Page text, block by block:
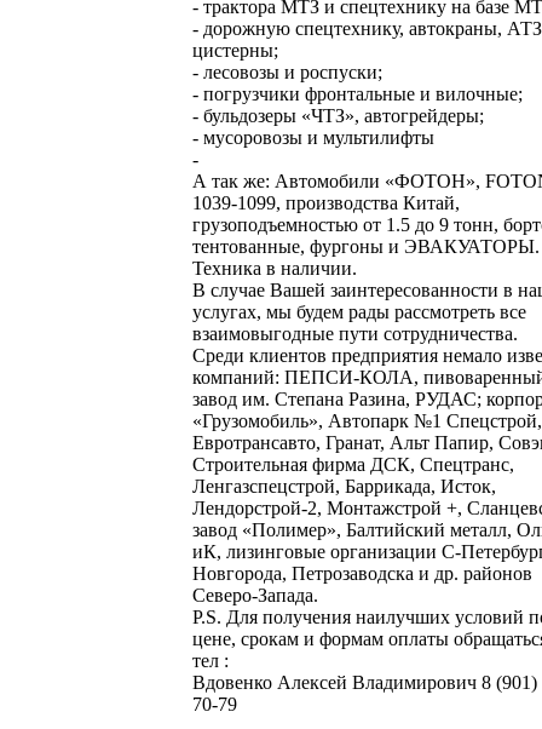
- трактора МТЗ и спецтехнику на базе
- дорожную спецтехнику, автокраны,
цистерны;
- лесовозы и роспуски;
- погрузчики фронтальные и вилочные;
- бульдозеры «ЧТЗ», автогрейдеры;
- мусоровозы и мультилифты
-
А так же: Автомобили «ФОТОН»,
1039-1099, производства Китай,
грузоподъемностью от 1.5 до 9 тонн,
тентованные, фургоны и ЭВАКУАТОРЫ.
Техника в наличии.
В случае Вашей заинтересованности в
услугах, мы будем рады рассмотреть все
взаимовыгодные пути сотрудничества.
Среди клиентов предприятия немало
компаний: ПЕПСИ-КОЛА,
завод им. Степана Разина, РУДАС;
«Грузомобиль», Автопарк №1 Спецстрой,
Евротрансавто, Гранат, Альт Папир,
Строительная фирма ДСК, Спецтранс,
Ленгазспецстрой, Баррикада, Исток,
Лендорстрой-2, Монтажстрой +,
завод «Полимер», Балтийский металл,
иК, лизинговые организации С-
Новгорода, Петрозаводска и др. районов
Северо-Запада.
Р.S. Для получения наилучших условий
цене, срокам и формам оплаты
тел :
Вдовенко Алексей Владимирович 8 (901)
70-79